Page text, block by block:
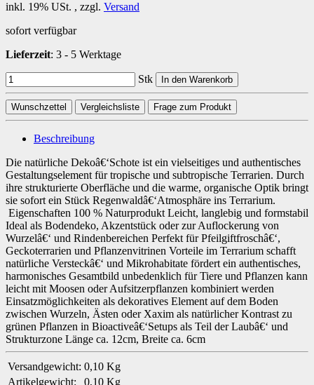
inkl. 19% USt. , zzgl. Versand
sofort verfügbar
Lieferzeit: 3 - 5 Werktage
Stk In den Warenkorb
Wunschzettel Vergleichsliste Frage zum Produkt
Beschreibung
Die natürliche Dekoâ€‘Schote ist ein vielseitiges und authentisches
Gestaltungselement für tropische und subtropische Terrarien. Durch
ihre strukturierte Oberfläche und die warme, organische Optik bringt
sie sofort ein Stück Regenwaldâ€‘Atmosphäre ins Terrarium.
Eigenschaften 100 % Naturprodukt Leicht, langlebig und formstabil
Ideal als Bodendeko, Akzentstück oder zur Auflockerung von
Wurzelâ€‘ und Rindenbereichen Perfekt für Pfeilgiftfroschâ€‘,
Geckoterrarien und Pflanzenvitrinen Vorteile im Terrarium schafft
natürliche Versteckâ€‘ und Mikrohabitate fördert ein authentisches,
harmonisches Gesamtbild unbedenklich für Tiere und Pflanzen kann
leicht mit Moosen oder Aufsitzerpflanzen kombiniert werden
Einsatzmöglichkeiten als dekoratives Element auf dem Boden
zwischen Wurzeln, Ästen oder Xaxim als natürlicher Kontrast zu
grünen Pflanzen in Bioactiveâ€‘Setups als Teil der Laubâ€‘ und
Strukturzone Länge ca. 12cm, Breite ca. 6cm
Versandgewicht: 0,10 Kg
Artikelgewicht:
0,10 Kg